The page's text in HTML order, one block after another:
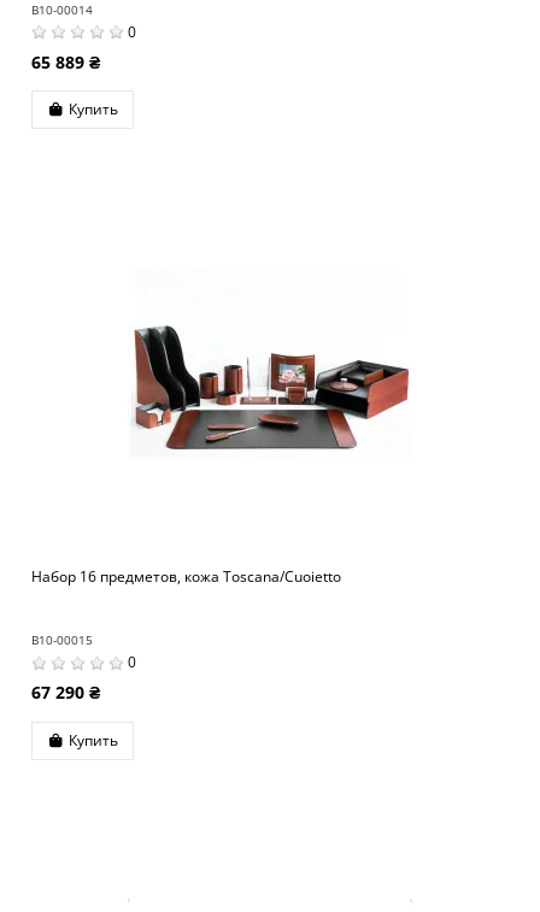
B10-00014
0
65 889 ₴
Купить
Набор 16 предметов, кожа Toscana/Cuoietto
B10-00015
0
67 290 ₴
Купить